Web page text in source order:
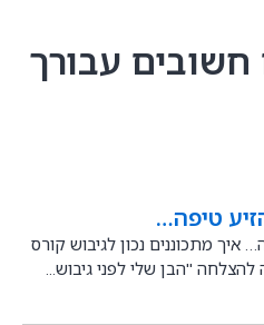
עבורך
טיפה…
איך מתכוננים נכון לגיבוש קורס
"הבן שלי לפני גיבוש...